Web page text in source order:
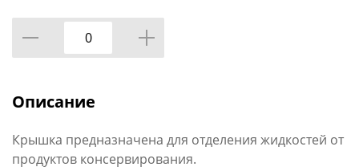
Описание
Крышка предназначена для отделения жидкостей от
продуктов консервирования.